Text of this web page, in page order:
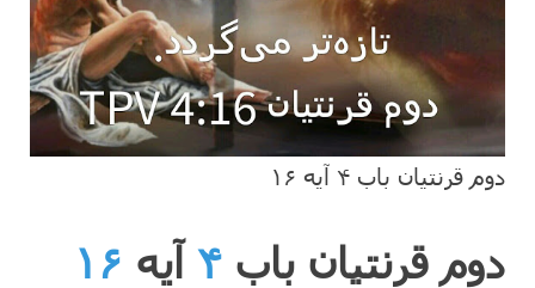
دوم قرنتیان باب ۴ آیه ۱۶
دوم قرنتیان باب ۴ آیه ۱۶